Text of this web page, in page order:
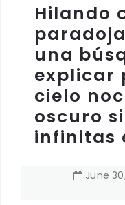
Hilando
una
explicar
cielo
oscuro
infinitas
June 30